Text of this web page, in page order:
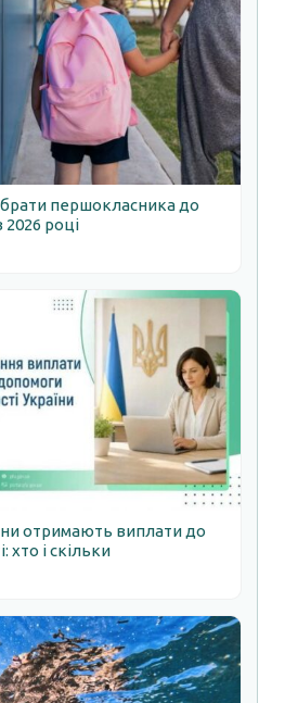
першокласника до
році
отримають виплати до
хто і скільки